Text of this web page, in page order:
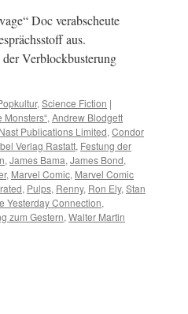
Doc verabscheute
aus.
Verblockbusterung
, Science Fiction |
Monsters“, Andrew Blodgett
Publications Limited, Condor
Verlag Rastatt, Festung der
, James Bama, James Bond,
, Marvel Comic, Marvel Comic
, Pulps, Renny, Ron Ely, Stan
Yesterday Connection,
zum Gestern, Walter Martin